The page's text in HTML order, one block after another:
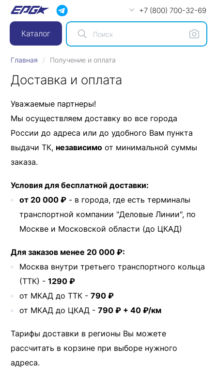
+7 (800) 700-32-69
Каталог
Главная Получение и оплата
Доставка и оплата
Уважаемые партнеры!
Мы осуществляем доставку во все города
России до адреса или до удобного Вам пункта
выдачи ТК, независимо от минимальной суммы
заказа.
Условия для бесплатной доставки:
от 20 000 ₽ - в города, где есть терминалы
транспортной компании "Деловые Линии", по
Москве и Московской области (до ЦКАД)
Для заказов менее 20 000 ₽:
Москва внутри третьего транспортного кольца
(ТТК) - 1290 ₽
от МКАД до ТТК - 790 ₽
от МКАД до ЦКАД - 790 ₽ + 40 ₽/км
Тарифы доставки в регионы Вы можете
рассчитать в корзине при выборе нужного
адреса.